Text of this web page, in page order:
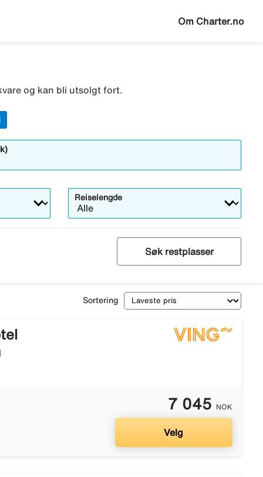
Om Charter.no
og kan bli utsolgt fort.
Reiselengde
Søk restplasser
Sortering
7 045 NOK
Velg